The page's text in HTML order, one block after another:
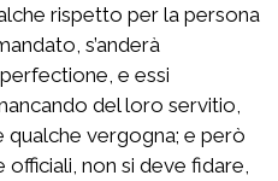
rispetto per la persona
s’anderà
e essi
del loro servitio,
vergogna; e però
non si deve fidare,